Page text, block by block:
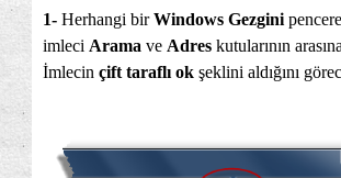
1- Herhangi birWindows Gezgini
imleci Arama ve Adres kutularının
İmlecin çift taraflı ok şeklini aldığını